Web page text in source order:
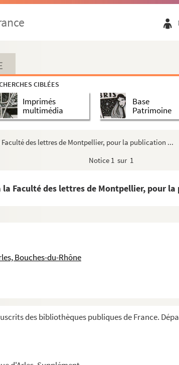
CIBLÉES
Imprimés
multimédia
Base
Patrimoine
des lettres de Montpellier, pour la publication ...
Notice 1 sur 1
Faculté des lettres de Montpellier, pour
Bouches-du-Rhône
des bibliothèques publiques de France.
d'Arles (1574, 1582, 1729)
1792-1793
(1793-1795)
d'Arles et rachetées par la ville (170...
(1608)
place des Terreaux à Lyon